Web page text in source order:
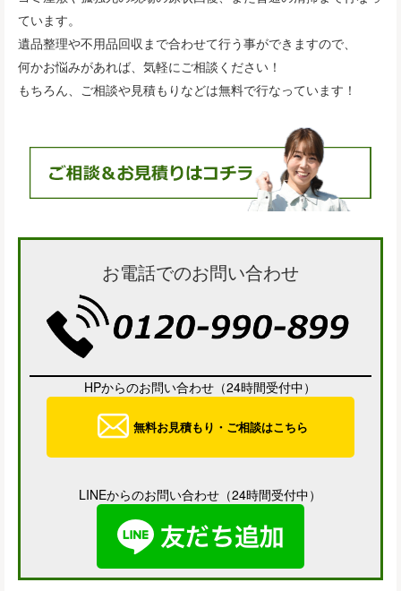
ています。
遺品整理や不用品回収まで合わせて行う事ができますので、
何かお悩みがあれば、気軽にご相談ください！
もちろん、ご相談や見積もりなどは無料で行なっています！
お電話でのお問い合わせ
HPからのお問い合わせ（24時間受付中）
無料お見積もり・ご相談はこちら
LINEからのお問い合わせ（24時間受付中）